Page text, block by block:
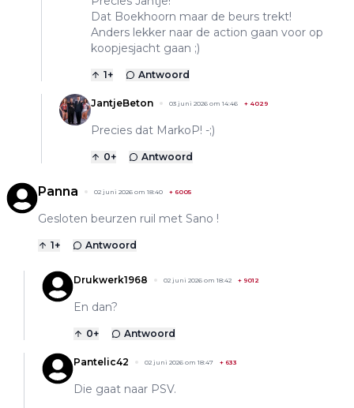
Dat Boekhoorn maar de beurs trekt!
Anders lekker naar de action gaan voor op
koopjesjacht gaan ;)
1+ Antwoord
JantjeBeton 03 juni 2026 om 14:46 + 4029
Precies dat MarkoP! -;)
0+ Antwoord
Panna 02 juni 2026 om 18:40 + 6005
Gesloten beurzen ruil met Sano !
1+ Antwoord
Drukwerk1968 02 juni 2026 om 18:42 + 9012
En dan?
0+ Antwoord
Pantelic42 02 juni 2026 om 18:47 + 633
Die gaat naar PSV.